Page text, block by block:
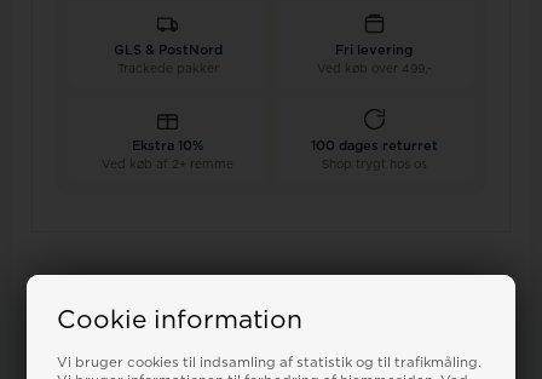
Cookie information
Vi bruger cookies til indsamling af statistik og til trafikmåling.
GLS & PostNord
Trackede pakker
Fri levering
Ved køb over 499,-
Ekstra 10%
Ved køb af 2+ remme
100 dages returret
Shop trygt hos os